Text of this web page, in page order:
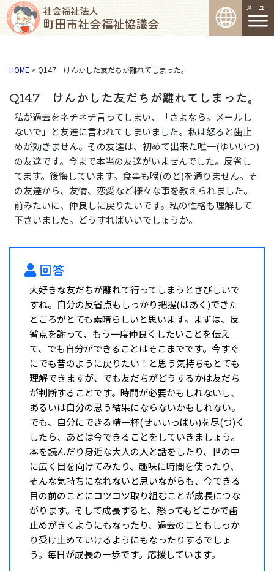
社会福祉法人
町田市社会福祉協議会
コンテンツへスキップ
メインナビゲーション
HOME > Q147 けんかした友だちが離れてしまった。
Q147 けんかした友だちが離れてしまった。
私が過去をネチネチ言ってしまい、「さよなら。メールし
ないで」と友達に言われてしまいました。私は怒ると歯止
めが効きません。その友達は、初めて出来た唯一(ゆいいつ)
の友達です。今まで本当の友達がいませんでした。反省し
てます。後悔しています。食事も喉(のど)を通りません。そ
の友達から、友情、恋愛など様々な事を教えられました。
前みたいに、仲良しに戻りたいです。私の性格も理解して
下さいました。どうすればいいでしょうか。
回答
大好きな友だちが離れて行ってしまうとさびしいで
すね。自分の反省点もしっかり把握(はあく)できた
ところがとても素晴らしいと思います。まずは、反
省点を謝って、もう一度仲良くしたいことを伝え
て、でも自分ができることはそこまでです。今すぐ
にでも昔のように戻りたい！と思う気持ちもとても
理解できますが、でも友だちがどうするかは友だち
が判断することです。時間が必要かもしれないし、
あるいは自分の思う結果にならないかもしれない。
でも、自分にできる精一杯(せいいっぱい)を尽(つ)く
したら、あとは今できることをしていきましょう。
本を読んだり身近な大人の人と話をしたり、世の中
に広く目を向けてみたり、趣味に時間を使ったり、
そんな気持ちになれないと思いながらも、今できる
目の前のことにコツコツ取り組むことが成長につな
がります。そして成長すると、怒ってもどこかで歯
止めがきくようにもなったり、過去のこともしっか
り受け止めていけるようにもなったりするでしょ
う。毎日が成長の一歩です。応援しています。